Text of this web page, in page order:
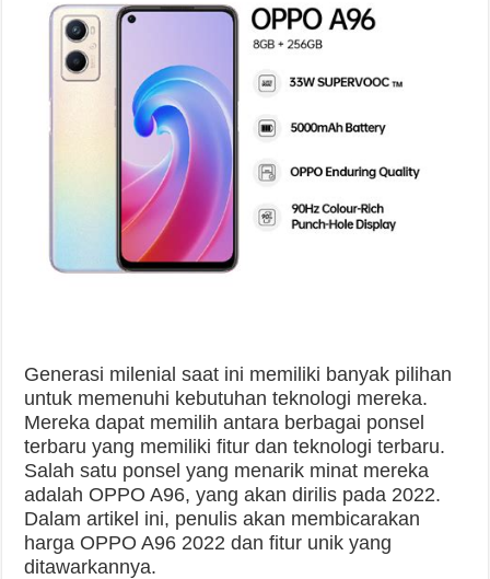
Generasi milenial saat ini memiliki banyak pilihan
untuk memenuhi kebutuhan teknologi mereka.
Mereka dapat memilih antara berbagai ponsel
terbaru yang memiliki fitur dan teknologi terbaru.
Salah satu ponsel yang menarik minat mereka
adalah OPPO A96, yang akan dirilis pada 2022.
Dalam artikel ini, penulis akan membicarakan
harga OPPO A96 2022 dan fitur unik yang
ditawarkannya.